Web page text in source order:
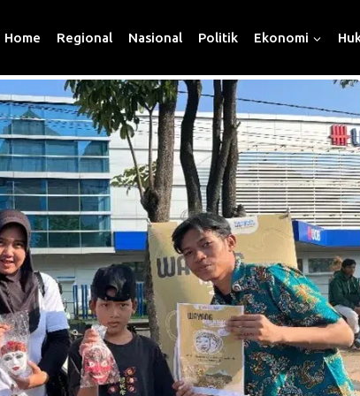
Home Regional Nasional Politik Ekonomi